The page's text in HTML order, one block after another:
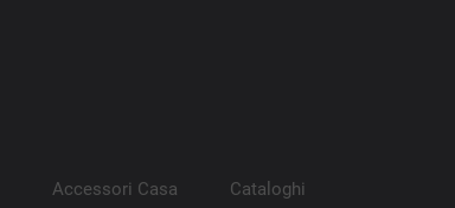
Accessori Casa Cataloghi